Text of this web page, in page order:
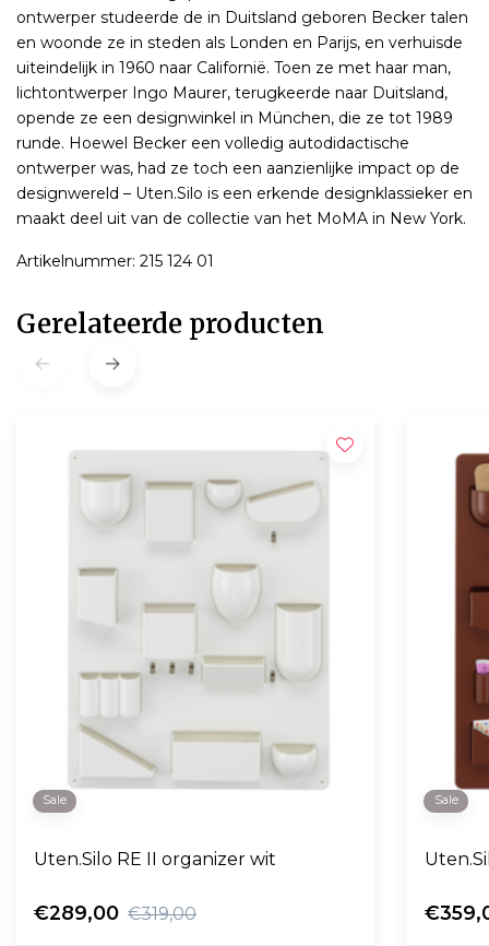
ontwerper studeerde de in Duitsland geboren Becker talen
en woonde ze in steden als Londen en Parijs, en verhuisde
uiteindelijk in 1960 naar Californië. Toen ze met haar man,
lichtontwerper Ingo Maurer, terugkeerde naar Duitsland,
opende ze een designwinkel in München, die ze tot 1989
runde. Hoewel Becker een volledig autodidactische
ontwerper was, had ze toch een aanzienlijke impact op de
designwereld – Uten.Silo is een erkende designklassieker en
maakt deel uit van de collectie van het MoMA in New York.
Artikelnummer: 215 124 01
Gerelateerde producten
Sale
Uten.Silo RE II organizer wit
€289,00 €319,00
Sale